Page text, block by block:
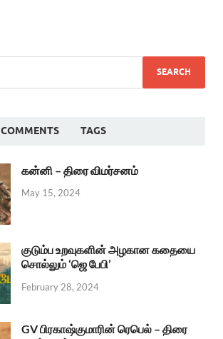
COMMENTS TAGS
கன்னி – திரை விமர்சனம்
May 15, 2024
குடும்ப உறவுகளின் அழகான கதையை
சொல்லும் ‘ஜெ பேபி’
February 28, 2024
GV பிரகாஷ்குமாரின் ரெபெல் – திரை